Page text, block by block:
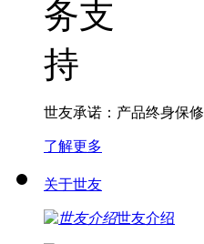
世友承诺：产品终身保修
了解更多
关于世友
世友介绍